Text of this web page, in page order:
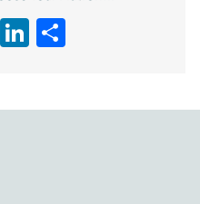
Twitter
LinkedIn